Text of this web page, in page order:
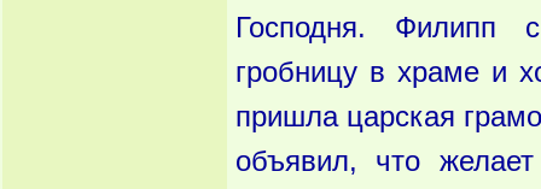
Господня. Филипп
гробницу в храме и
пришла царская
объявил, что